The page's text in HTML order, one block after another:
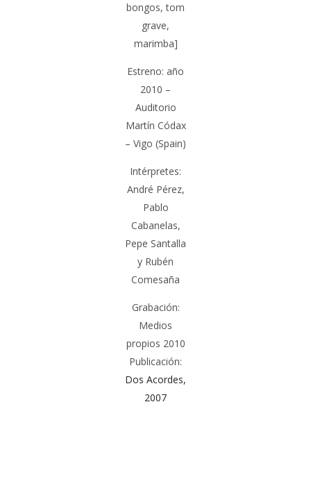
bongos, tom
grave,
marimba]
Estreno: año
2010 –
Auditorio
Martín Códax
– Vigo (Spain)
Intérpretes:
André Pérez,
Pablo
Cabanelas,
Pepe Santalla
y Rubén
Comesaña
Grabación:
Medios
propios 2010
Publicación:
Dos Acordes,
2007